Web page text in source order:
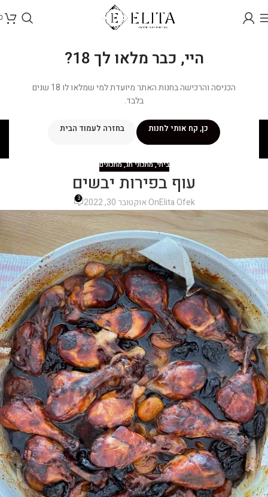
היי, כבר מלאו לך 18?
הכניסה והרכישה בחנות האתר מיועדת למי שמלאו לו 18 שנים
בלבד.
כן, קח אותי לחנות בחזרה לעמוד הביתבלוג
ביתי,מתכוני חג,מתכונים
עוף בפירות יבשים
Elita OfekOn אוקטובר 30, 2022 3